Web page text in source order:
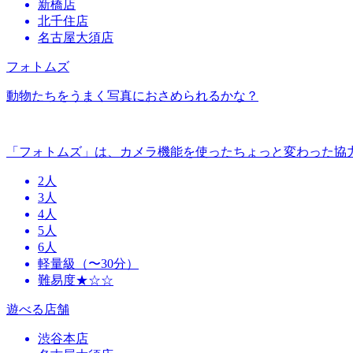
新橋店
北千住店
名古屋大須店
フォトムズ
動物たちをうまく写真におさめられるかな？
「フォトムズ」は、カメラ機能を使ったちょっと変わった協
2人
3人
4人
5人
6人
軽量級（〜30分）
難易度★☆☆
遊べる店舗
渋谷本店